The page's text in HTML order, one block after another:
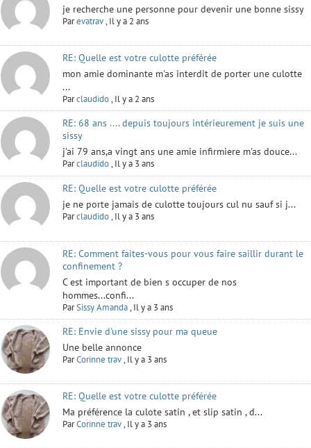
je recherche une personne pour devenir une bonne sissy
Parevatrav, Il y a 2 ans
RE: Quelle est votre culotte préférée
mon amie dominante m'as interdit de porter une culotte
...
Parclaudido,Il y a 2 ans
RE: 68 ans .... depuis toujours intérieurement je suis une
sissy
j'ai 79 ans,a vingt ans une amie infirmiere m'as douce...
Parclaudido,Il y a 3 ans
RE: Quelle est votre culotte préférée
je ne porte jamais de culotte toujours cul nu sauf si j...
Parclaudido, Il y a 3 ans
RE: Comment faites-vous pour vous faire saillir durant le
confinement ?
C est important de bien s occuper de nos
hommes...confi...
ParSissy Amanda, Il y a 3 ans
RE: Envie d'une sissy pour ma queue
Une belle annonce
ParCorinne trav, Il y a 3 ans
RE: Quelle est votre culotte préférée
Ma préférence la culote satin , et slip satin , d...
ParCorinne trav, Il y a 3 ans